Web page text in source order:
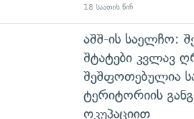
18 საათის წინ
აშშ-ის საელჩო:
შტატები კვლავ
შეშფოთებულია
ტერიტორიის
ოკუპაციით